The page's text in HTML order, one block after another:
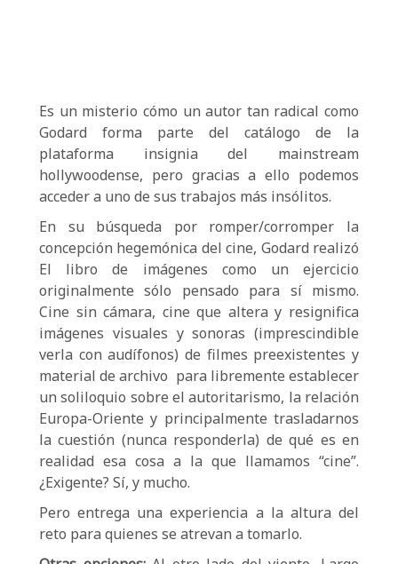
Es un misterio cómo un autor tan radical como
Godard forma parte del catálogo de la
plataforma insignia del mainstream
hollywoodense, pero gracias a ello podemos
acceder a uno de sus trabajos más insólitos.
En su búsqueda por romper/corromper la
concepción hegemónica del cine, Godard realizó
El libro de imágenes como un ejercicio
originalmente sólo pensado para sí mismo.
Cine sin cámara, cine que altera y resignifica
imágenes visuales y sonoras (imprescindible
verla con audífonos) de filmes preexistentes y
material de archivo para libremente establecer
un soliloquio sobre el autoritarismo, la relación
Europa-Oriente y principalmente trasladarnos
la cuestión (nunca responderla) de qué es en
realidad esa cosa a la que llamamos “cine”.
¿Exigente? Sí, y mucho.
Pero entrega una experiencia a la altura del
reto para quienes se atrevan a tomarlo.